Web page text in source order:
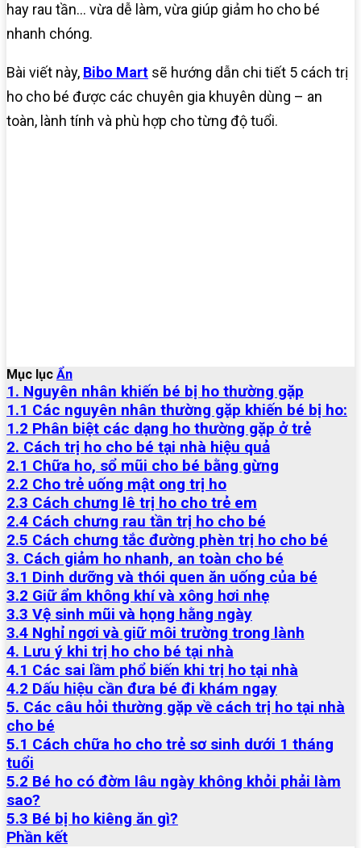
hay rau tần… vừa dễ làm, vừa giúp giảm ho cho bé
nhanh chóng.
Bài viết này, Bibo Mart sẽ hướng dẫn chi tiết 5 cách trị
ho cho bé được các chuyên gia khuyên dùng – an
toàn, lành tính và phù hợp cho từng độ tuổi.
Mục lục Ẩn
1. Nguyên nhân khiến bé bị ho thường gặp
1.1 Các nguyên nhân thường gặp khiến bé bị ho:
1.2 Phân biệt các dạng ho thường gặp ở trẻ
2. Cách trị ho cho bé tại nhà hiệu quả
2.1 Chữa ho, sổ mũi cho bé bằng gừng
2.2 Cho trẻ uống mật ong trị ho
2.3 Cách chưng lê trị ho cho trẻ em
2.4 Cách chưng rau tần trị ho cho bé
2.5 Cách chưng tắc đường phèn trị ho cho bé
3. Cách giảm ho nhanh, an toàn cho bé
3.1 Dinh dưỡng và thói quen ăn uống của bé
3.2 Giữ ẩm không khí và xông hơi nhẹ
3.3 Vệ sinh mũi và họng hằng ngày
3.4 Nghỉ ngơi và giữ môi trường trong lành
4. Lưu ý khi trị ho cho bé tại nhà
4.1 Các sai lầm phổ biến khi trị ho tại nhà
4.2 Dấu hiệu cần đưa bé đi khám ngay
5. Các câu hỏi thường gặp về cách trị ho tại nhà
cho bé
5.1 Cách chữa ho cho trẻ sơ sinh dưới 1 tháng
tuổi
5.2 Bé ho có đờm lâu ngày không khỏi phải làm
sao?
5.3 Bé bị ho kiêng ăn gì?
Phần kết